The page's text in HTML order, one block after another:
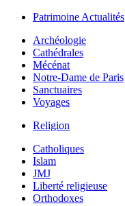
Patrimoine Actualités
Archéologie
Cathédrales
Mécénat
Notre-Dame de Paris
Sanctuaires
Voyages
Religion
Catholiques
Islam
JMJ
Liberté religieuse
Orthodoxes